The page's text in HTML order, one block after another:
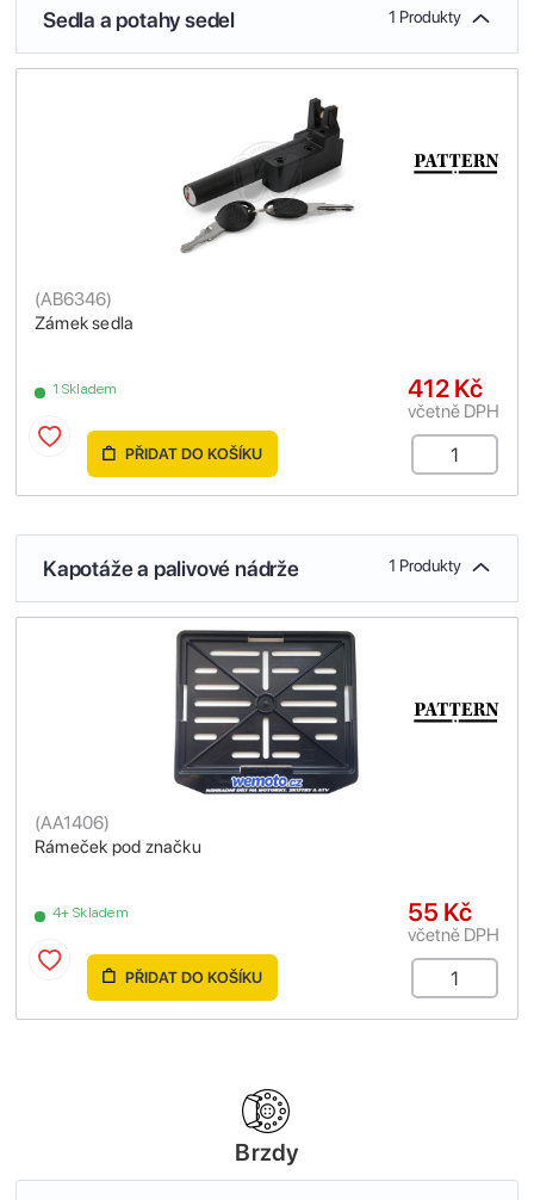
Sedla a potahy sedel 1 Produkty
Zámek sedla
(AB6346)
1 Skladem 412 Kč
včetně DPH
PŘIDAT DO KOŠÍKU
Kapotáže a palivové nádrže 1 Produkty
Rámeček pod značku
(AA1406)
4+ Skladem 55 Kč
včetně DPH
PŘIDAT DO KOŠÍKU
Brzdy